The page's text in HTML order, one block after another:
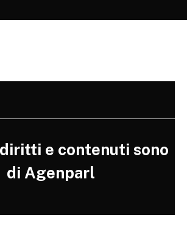
e contenuti sono
di Agenparl